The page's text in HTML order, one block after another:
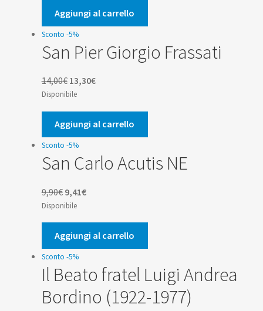
era:
14,00€.
è:
13,30€.
Aggiungi al carrello
Sconto -5%
San Pier Giorgio Frassati
14,00€ Il
prezzo
originale
era:
14,00€.
13,30€Il
attuale
è:
13,30€.
Disponibile
Aggiungi al carrello
Sconto -5%
San Carlo Acutis NE
9,90€ Il
prezzo
originale
era:
9,90€.
9,41€Il
attuale
è:
9,41€.
Disponibile
Aggiungi al carrello
Sconto -5%
Il Beato fratel Luigi Andrea
Bordino (1922-1977)